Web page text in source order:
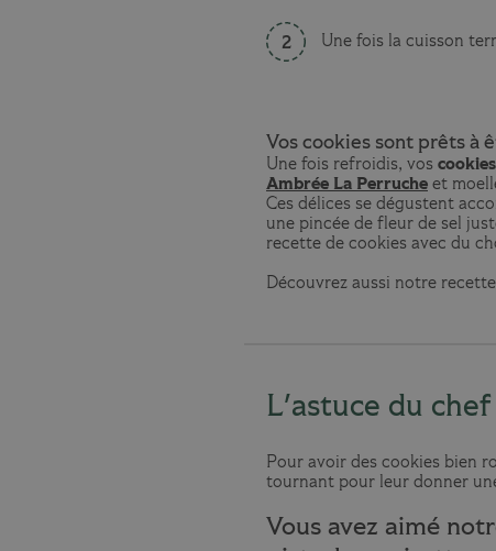
Une fois la cuisson
Vos cookies sont prêts à
Une fois refroidis, vos
Ambrée La Perruche et
Ces délices se dégustent
une pincée de fleur de sel
recette de cookies avec du
Découvrez aussi notre
L'astuce du chef
Pour avoir des cookies bien
tournant pour leur donner
Vous avez aimé